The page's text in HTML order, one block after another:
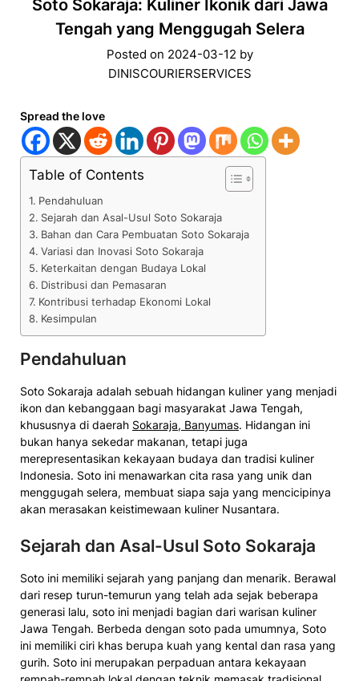
Soto Sokaraja: Kuliner Ikonik dari Jawa
Tengah yang Menggugah Selera
Posted on 2024-03-12 by
DINISCOURIERSERVICES
Spread the love
Table of Contents
Pendahuluan
Sejarah dan Asal-Usul Soto Sokaraja
Bahan dan Cara Pembuatan Soto Sokaraja
Variasi dan Inovasi Soto Sokaraja
Keterkaitan dengan Budaya Lokal
Distribusi dan Pemasaran
Kontribusi terhadap Ekonomi Lokal
Kesimpulan
Pendahuluan
Soto Sokaraja adalah sebuah hidangan kuliner yang menjadi
ikon dan kebanggaan bagi masyarakat Jawa Tengah,
khususnya di daerah Sokaraja, Banyumas. Hidangan ini
bukan hanya sekedar makanan, tetapi juga
merepresentasikan kekayaan budaya dan tradisi kuliner
Indonesia. Soto ini menawarkan cita rasa yang unik dan
menggugah selera, membuat siapa saja yang mencicipinya
akan merasakan keistimewaan kuliner Nusantara.
Sejarah dan Asal-Usul Soto Sokaraja
Soto ini memiliki sejarah yang panjang dan menarik. Berawal
dari resep turun-temurun yang telah ada sejak beberapa
generasi lalu, soto ini menjadi bagian dari warisan kuliner
Jawa Tengah. Berbeda dengan soto pada umumnya, Soto
ini memiliki ciri khas berupa kuah yang kental dan rasa yang
gurih. Soto ini merupakan perpaduan antara kekayaan